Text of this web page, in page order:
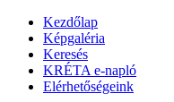
Kezdőlap
Képgaléria
Keresés
KRÉTA e-napló
Elérhetőségeink